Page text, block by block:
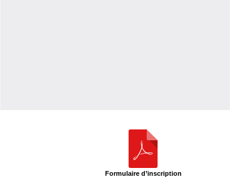
Formulaire d’inscription